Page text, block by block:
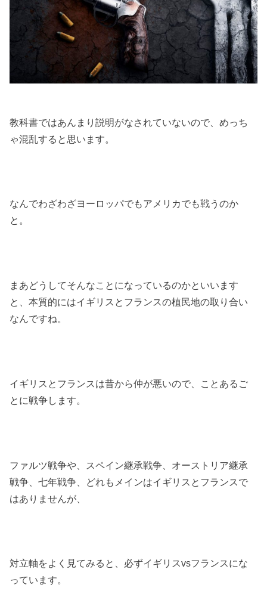
教科書ではあんまり説明がなされていないので、めっち
ゃ混乱すると思います。
なんでわざわざヨーロッパでもアメリカでも戦うのか
と。
まあどうしてそんなことになっているのかといいます
と、本質的にはイギリスとフランスの植民地の取り合い
なんですね。
イギリスとフランスは昔から仲が悪いので、ことあるご
とに戦争します。
ファルツ戦争や、スペイン継承戦争、オーストリア継承
戦争、七年戦争、どれもメインはイギリスとフランスで
はありませんが、
対立軸をよく見てみると、必ずイギリスvsフランスにな
っています。